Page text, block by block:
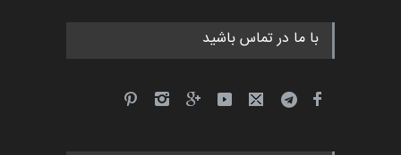
مهلت
با ما در تماس باشید